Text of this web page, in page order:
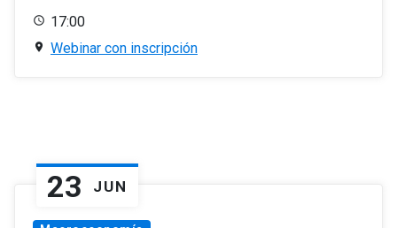
17:00
Webinar con inscripción
23 JUN